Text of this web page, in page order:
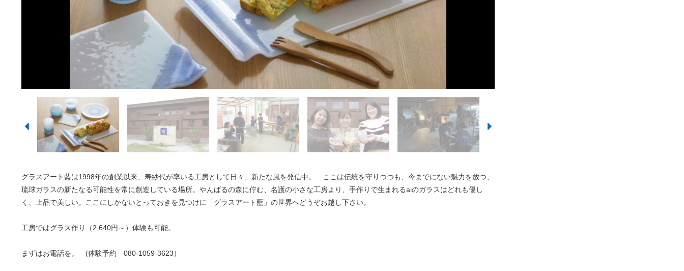
グラスアート藍は1998年の創業以来、寿紗代が率いる工房として日々、新たな風を発信中。 ここは伝統を守りつつも、今までにない魅力を放つ、
琉球ガラスの新たなる可能性を常に創造している場所。やんばるの森に佇む、名護の小さな工房より、手作りで生まれるaiのガラスはどれも優し
く、上品で美しい。ここにしかないとっておきを見つけに「グラスアート藍」の世界へどうぞお越し下さい。
工房ではグラス作り（2,640円～）体験も可能。
まずはお電話を。 (体験予約 080-1059-3623）